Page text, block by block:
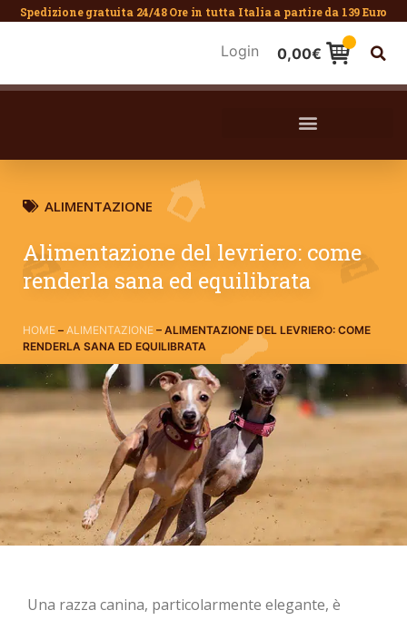
Spedizione gratuita 24/48 Ore in tutta Italia a partire da 139 Euro
Login 0,00€
ALIMENTAZIONE
Alimentazione del levriero: come
renderla sana ed equilibrata
HOME – ALIMENTAZIONE – ALIMENTAZIONE DEL LEVRIERO: COME
RENDERLA SANA ED EQUILIBRATA
Una razza canina, particolarmente elegante, è